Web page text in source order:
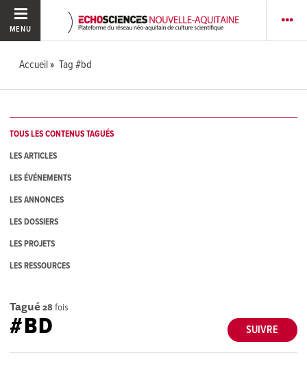
MENU
Accueil Tag #bd
TOUS LES CONTENUS TAGUÉS
LES ARTICLES
LES ÉVÉNEMENTS
LES ANNONCES
LES DOSSIERS
LES PROJETS
LES RESSOURCES
Tagué 28 fois
SUIVRE
#BD